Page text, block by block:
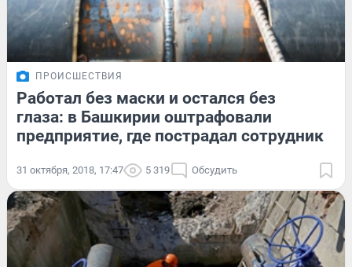
ПРОИСШЕСТВИЯ
Работал без маски и остался без
глаза: в Башкирии оштрафовали
предприятие, где пострадал сотрудник
31 октября, 2018, 17:47 5 319 Обсудить